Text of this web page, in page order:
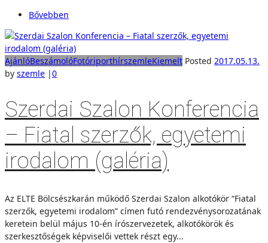
Bővebben
AjánlóBeszámolóFotóriporthírszemleKiemelt Posted 2017.05.13.
by szemle |0
Szerdai Szalon Konferencia
– Fiatal szerzők, egyetemi
irodalom (galéria)
Az ELTE Bölcsészkarán működő Szerdai Szalon alkotókör “Fiatal
szerzők, egyetemi irodalom” címen futó rendezvénysorozatának
keretein belül május 10-én írószervezetek, alkotókörök és
szerkesztőségek képviselői vettek részt egy...